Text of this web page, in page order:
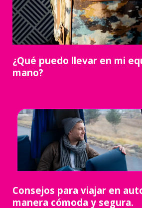
¿Qué puedo llevar en mi
mano?
Consejos para viajar en
manera cómoda y segura.